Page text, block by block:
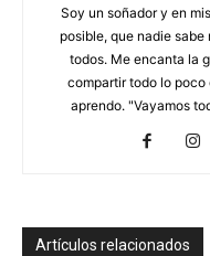
Soy un soñador y en
posible, que nadie
todos. Me encanta la
compartir todo lo poco
aprendo. "Vayamos
Artículos relacionados